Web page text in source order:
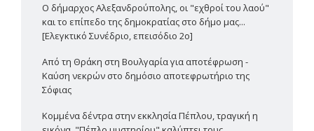
Ο δήμαρχος Αλεξανδρούπολης, οι "εχθροί του λαού"
και το επίπεδο της δημοκρατίας στο δήμο μας...
[Ελεγκτικό Συνέδριο, επεισόδιο 2ο]
Από τη Θράκη στη Βουλγαρία για αποτέφρωση -
Καύση νεκρών στο δημόσιο αποτεφρωτήριο της
Σόφιας
Κομμένα δέντρα στην εκκλησία Πέπλου, τραγική η